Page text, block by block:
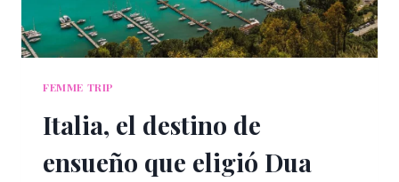
EVITARLOS)
FEMME TRIP
Italia, el destino de
ensueño que eligió Dua